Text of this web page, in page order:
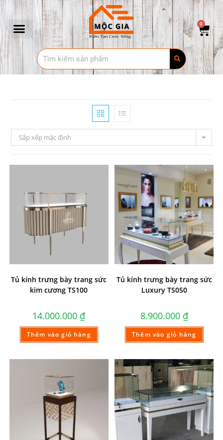
0
Sắp xếp mặc định
Tủ kính trưng bày trang sức
kim cương TS100
14.000.000 ₫
Thêm vào giỏ hàng
Tủ kính trưng bày trang sức
Luxury TS050
8.900.000 ₫
Thêm vào giỏ hàng